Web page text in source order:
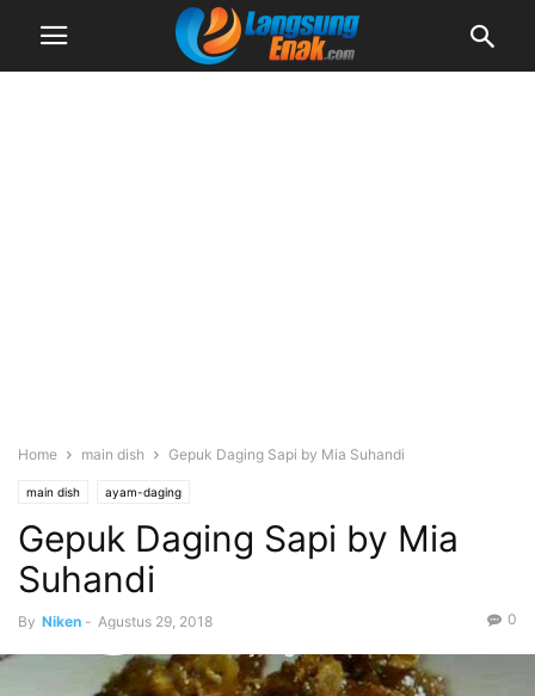
Home main dish Gepuk Daging Sapi by Mia Suhandi
main dish ayam-daging
Gepuk Daging Sapi by Mia
Suhandi
By Niken - Agustus 29, 2018 0